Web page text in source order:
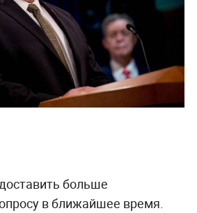
больше
в ближайшее время.